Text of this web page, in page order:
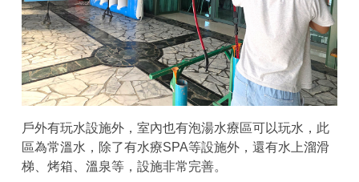
戶外有玩水設施外，室內也有泡湯水療區可以玩水，此
區為常溫水，除了有水療SPA等設施外，還有水上溜滑
梯、烤箱、溫泉等，設施非常完善。